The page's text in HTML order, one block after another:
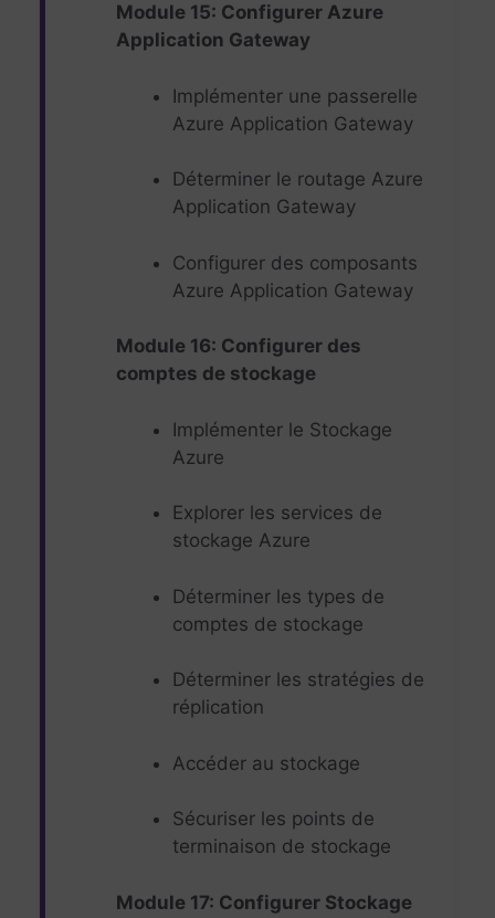
Module 15: Configurer Azure
Application Gateway
Implémenter une passerelle
Azure Application Gateway
Déterminer le routage Azure
Application Gateway
Configurer des composants
Azure Application Gateway
Module 16: Configurer des
comptes de stockage
Implémenter le Stockage
Azure
Explorer les services de
stockage Azure
Déterminer les types de
comptes de stockage
Déterminer les stratégies de
réplication
Accéder au stockage
Sécuriser les points de
terminaison de stockage
Module 17: Configurer Stockage